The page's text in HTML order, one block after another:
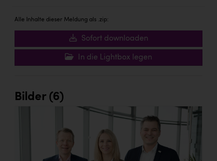
Alle Inhalte dieser Meldung als .zip:
Sofort downloaden
In die Lightbox legen
Bilder (6)